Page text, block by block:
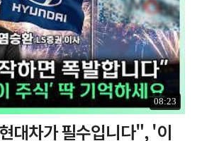
08:23
대차가 필수입니다", '이